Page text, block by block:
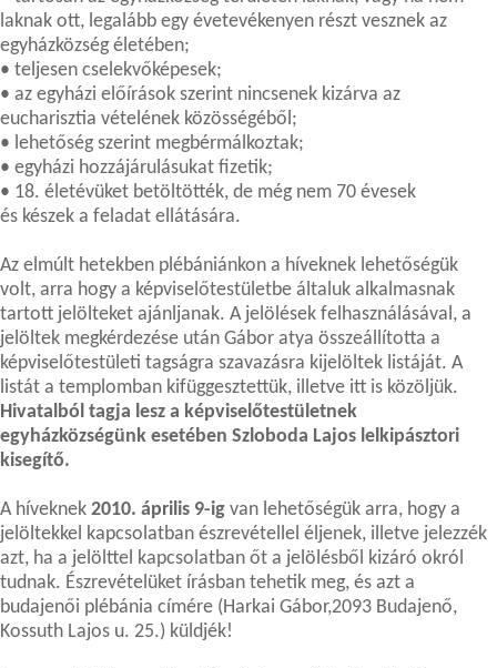
laknak ott, legalább egy évetevékenyen részt vesznek az
egyházközség életében;
• teljesen cselekvőképesek;
• az egyházi előírások szerint nincsenek kizárva az
eucharisztia vételének közösségéből;
• lehetőség szerint megbérmálkoztak;
• egyházi hozzájárulásukat fizetik;
• 18. életévüket betöltötték, de még nem 70 évesek
és készek a feladat ellátására.
Az elmúlt hetekben plébániánkon a híveknek lehetőségük
volt, arra hogy a képviselőtestületbe általuk alkalmasnak
tartott jelölteket ajánljanak. A jelölések felhasználásával, a
jelöltek megkérdezése után Gábor atya összeállította a
képviselőtestületi tagságra szavazásra kijelöltek listáját. A
listát a templomban kifüggesztettük, illetve itt is közöljük.
Hivatalból tagja lesz a képviselőtestületnek
egyházközségünk esetében Szloboda Lajos lelkipásztori
kisegítő.
A híveknek 2010. április 9-ig van lehetőségük arra, hogy a
jelöltekkel kapcsolatban észrevétellel éljenek, illetve jelezzék
azt, ha a jelölttel kapcsolatban őt a jelölésből kizáró okról
tudnak. Észrevételüket írásban tehetik meg, és azt a
budajenői plébánia címére (Harkai Gábor,2093 Budajenő,
Kossuth Lajos u. 25.) küldjék!